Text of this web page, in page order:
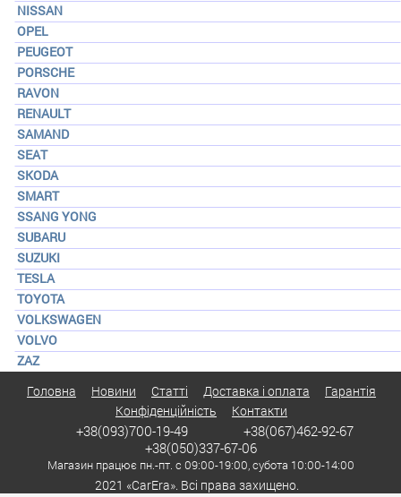
NISSAN
OPEL
PEUGEOT
PORSCHE
RAVON
RENAULT
SAMAND
SEAT
SKODA
SMART
SSANG YONG
SUBARU
SUZUKI
TESLA
TOYOTA
VOLKSWAGEN
VOLVO
ZAZ
Головна Новини Статті Доставка і оплата
Гарантія
Конфіденційність
Контакти
+38(093)700-19-49
+38(067)462-92-67
+38(050)337-67-06
Магазин працює пн.-пт. с 09:00-19:00, субота 10:00-14:00
2021 «CarEra». Всі права захищено.